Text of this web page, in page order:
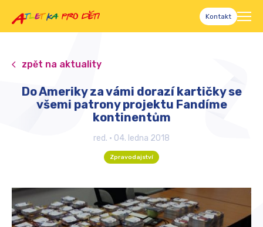
Kontakt
zpět na aktuality
Do Ameriky za vámi dorazí kartičky se
všemi patrony projektu Fandíme
kontinentům
red. • 04. ledna 2018
Zpravodajství